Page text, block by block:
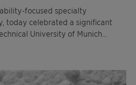
focused specialty
today celebrated a significant
University of Munich
Center (CRC) and the Dr. Karl
Award for Catalysis Research.
two outstanding scientists